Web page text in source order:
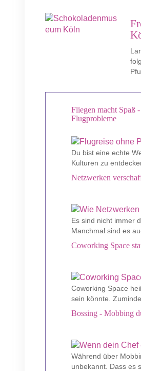
Fliegen macht Spaß
Flugprobleme
Du bist eine echte
Kulturen zu
Netzwerken
Es sind nicht immer
Manchmal sind es
Coworking Space
Coworking Space
sein könnte.
Bossing - Mobbing
Während über
unbekannt. Dass es